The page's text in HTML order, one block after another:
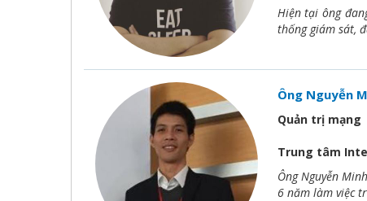
Hiện tại ông
thống giám sát,
Ông Nguyễn
Quản trị mạng
Trung tâm
Ông Nguyễn
6 năm làm việc